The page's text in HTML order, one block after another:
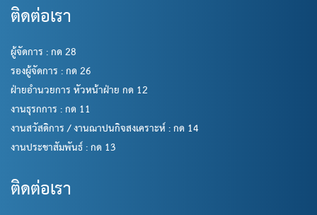
ติดต่อเรา
ผู้จัดการ : กด 28
รองผู้จัดการ : กด 26
ฝ่ายอำนวยการ หัวหน้าฝ่าย กด 12
งานธุรกการ : กด 11
งานสวัสดิการ / งานฌาปนกิจสงเคราะห์ : กด 14
งานประชาสัมพันธ์ : กด 13
ติดต่อเรา